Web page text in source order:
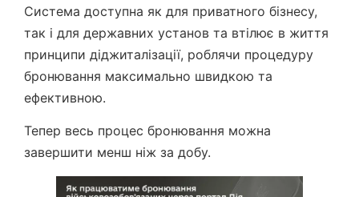
Система доступна як для приватного бізнесу,
так і для державних установ та втілює в життя
принципи діджиталізації, роблячи процедуру
бронювання максимально швидкою та
ефективною.
Тепер весь процес бронювання можна
завершити менш ніж за добу.